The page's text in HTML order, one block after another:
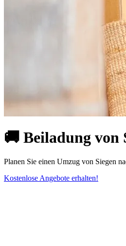
🚚 Beiladung von
Planen Sie einen Umzug von Siegen
Kostenlose Angebote erhalten!